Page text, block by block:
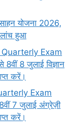
योजना 2026,
हुआ
Exam
8 जुलाई विज्ञान
करें।
Exam
7 जुलाई अंग्रेज़ी
करें।